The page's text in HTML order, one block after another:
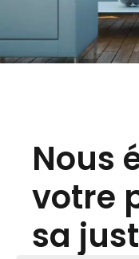
Nous
votre
sa